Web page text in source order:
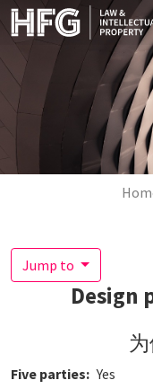
Skip to main content
Jump to
Design
Five parties Yes